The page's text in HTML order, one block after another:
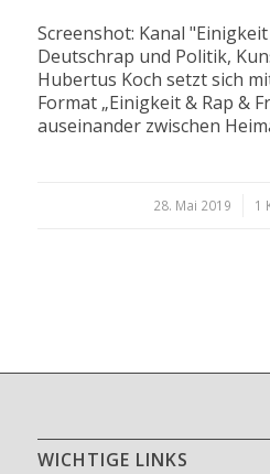
Screenshot: Kanal
Deutschrap und Politik,
Hubertus Koch setzt sich
Format „Einigkeit & Rap &
auseinander zwischen
28. Mai 2019
/ 1
WICHTIGE LINKS